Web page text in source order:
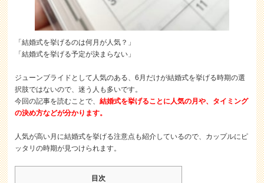
「結婚式を挙げるのは何月が人気？」
「結婚式を挙げる予定が決まらない」
ジューンブライドとして人気のある、6月だけが結婚式を挙げる時期の選
択肢ではないので、迷う人も多いです。
今回の記事を読むことで、結婚式を挙げることに人気の月や、タイミング
の決め方などが分かります。
人気が高い月に結婚式を挙げる注意点も紹介しているので、カップルにピ
ッタリの時期が見つけられます。
目次